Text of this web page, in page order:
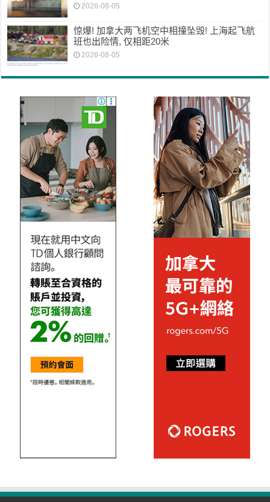
2026-08-05
惊爆! 加拿大两飞机空中相撞坠毁! 上海起飞航
班也出险情, 仅相距20米
2026-08-05